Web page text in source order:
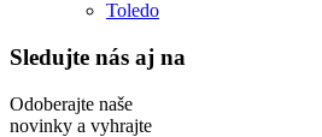
Toledo
Sledujte nás aj na
Odoberajte naše
novinky a vyhrajte